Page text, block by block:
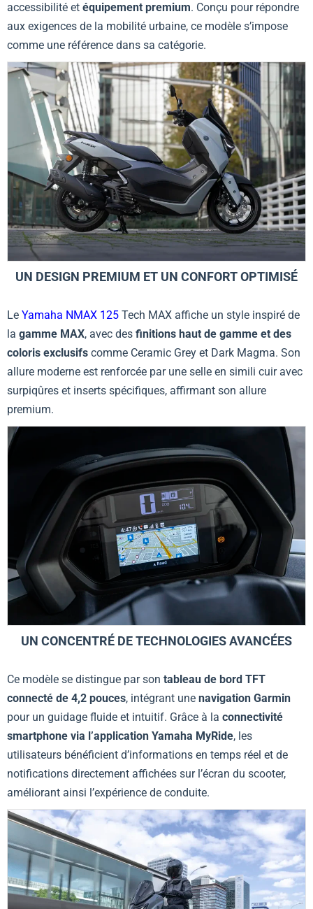
accessibilité et équipement premium. Conçu pour répondre
aux exigences de la mobilité urbaine, ce modèle s’impose
comme une référence dans sa catégorie.
UN DESIGN PREMIUM ET UN CONFORT OPTIMISÉ
Le Yamaha NMAX 125 Tech MAX affiche un style inspiré de
la gamme MAX, avec des finitions haut de gamme et des
coloris exclusifs comme Ceramic Grey et Dark Magma. Son
allure moderne est renforcée par une selle en simili cuir avec
surpiqûres et inserts spécifiques, affirmant son allure
premium.
UN CONCENTRÉ DE TECHNOLOGIES AVANCÉES
Ce modèle se distingue par son tableau de bord TFT
connecté de 4,2 pouces, intégrant une navigation Garmin
pour un guidage fluide et intuitif. Grâce à la connectivité
smartphone via l’application Yamaha MyRide, les
utilisateurs bénéficient d’informations en temps réel et de
notifications directement affichées sur l’écran du scooter,
améliorant ainsi l’expérience de conduite.